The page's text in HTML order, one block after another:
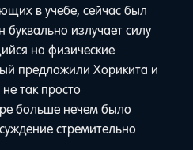
в учебе, сейчас был
буквально излучает силу
на физические
предложили Хорикита и
так просто
больше нечем было
стремительно